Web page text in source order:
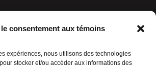
consentement aux témoins
expériences, nous utilisons des technologies
stocker et/ou accéder aux informations des